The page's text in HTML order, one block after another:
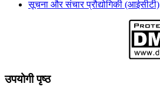
सूचना और संचार प्रौद्योगिकी (आईसीटी)
उपयोगी पृष्ठ